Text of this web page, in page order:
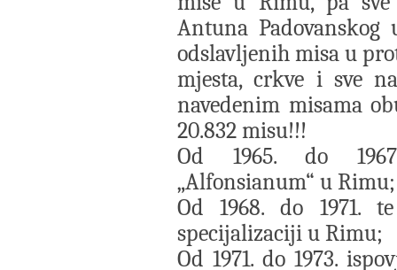
Antuna Padovanskog
odslavljenih misa u
mjesta, crkve i sve
navedenim misama
20.832 misu!!!
Od 1965. do
„Alfonsianum“ u Rimu;
Od 1968. do 1971.
specijalizaciji u Rimu;
Od 1971. do 1973.